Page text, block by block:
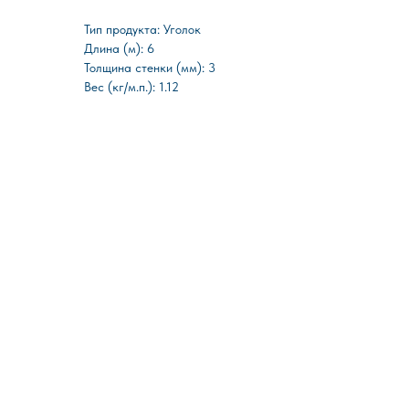
Тип продукта: Уголок
Длина (м): 6
Толщина стенки (мм): 3
Вес (кг/м.п.): 1.12